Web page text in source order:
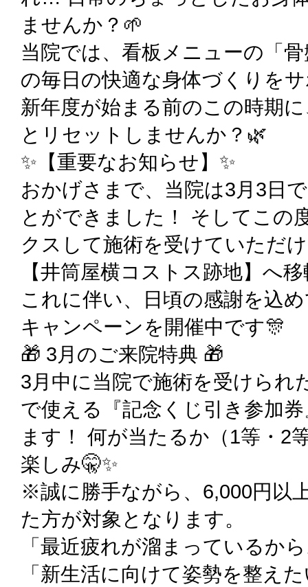
ませんか？🌱
当院では、看板メニューの「
の毎日の快適な身体づくりを
新年度が始まる前のこの時期
とリセットしませんか？🌿
✨【重要なお知らせ】✨
おかげさまで、当院は3月3日
とができました！ そしてこの
クスして施術を受けていただ
【井筒屋横コストス跡地】へ
これに伴い、日頃の感謝を込
キャンペーンを開催中です🎊
🎁 3月のご来院特典 🎁
3月中に当院で施術を受けられ
で使える『記念くじ引き参加
ます！ 何が当たるか（1等・2
楽しみ🤫✨
※誠に勝手ながら、6,000円以
た方が対象となります。
「最近疲れが溜まっているか
「新生活に向けて姿勢を整え